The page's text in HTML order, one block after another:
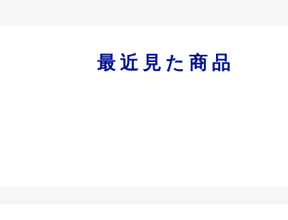
最近見た商品